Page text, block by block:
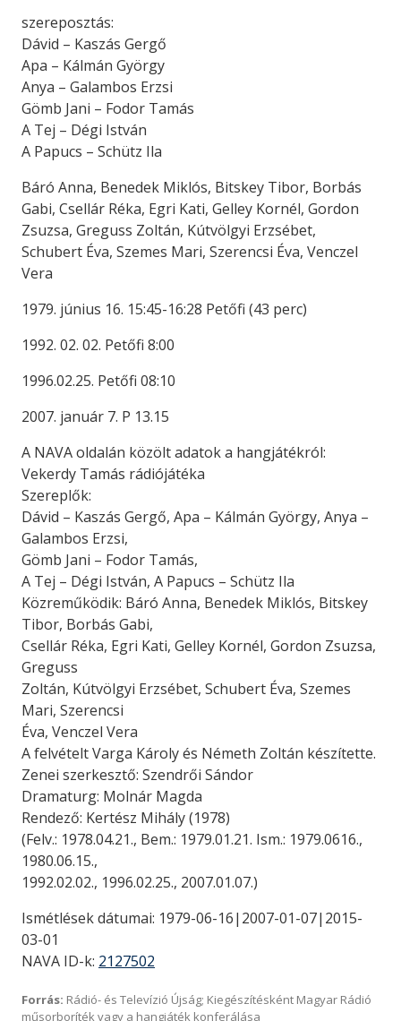
szereposztás:
Dávid – Kaszás Gergő
Apa – Kálmán György
Anya – Galambos Erzsi
Gömb Jani – Fodor Tamás
A Tej – Dégi István
A Papucs – Schütz Ila
Báró Anna, Benedek Miklós, Bitskey Tibor, Borbás
Gabi, Csellár Réka, Egri Kati, Gelley Kornél, Gordon
Zsuzsa, Greguss Zoltán, Kútvölgyi Erzsébet,
Schubert Éva, Szemes Mari, Szerencsi Éva, Venczel
Vera
1979. június 16. 15:45-16:28 Petőfi (43 perc)
1992. 02. 02. Petőfi 8:00
1996.02.25. Petőfi 08:10
2007. január 7. P 13.15
A NAVA oldalán közölt adatok a hangjátékról:
Vekerdy Tamás rádiójátéka
Szereplők:
Dávid – Kaszás Gergő, Apa – Kálmán György, Anya –
Galambos Erzsi,
Gömb Jani – Fodor Tamás,
A Tej – Dégi István, A Papucs – Schütz Ila
Közreműködik: Báró Anna, Benedek Miklós, Bitskey
Tibor, Borbás Gabi,
Csellár Réka, Egri Kati, Gelley Kornél, Gordon Zsuzsa,
Greguss
Zoltán, Kútvölgyi Erzsébet, Schubert Éva, Szemes
Mari, Szerencsi
Éva, Venczel Vera
A felvételt Varga Károly és Németh Zoltán készítette.
Zenei szerkesztő: Szendrői Sándor
Dramaturg: Molnár Magda
Rendező: Kertész Mihály (1978)
(Felv.: 1978.04.21., Bem.: 1979.01.21. Ism.: 1979.0616.,
1980.06.15.,
1992.02.02., 1996.02.25., 2007.01.07.)
Ismétlések dátumai: 1979-06-16|2007-01-07|2015-
03-01
NAVA ID-k: 2127502
Forrás: Rádió- és Televízió Újság; Kiegészítésként Magyar Rádió
műsorboríték vagy a hangjáték konferálása